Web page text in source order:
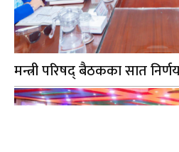
मन्त्री परिषद् बैठकका सात